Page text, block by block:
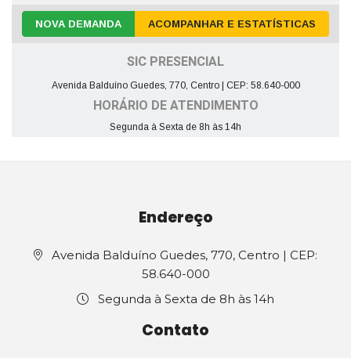
NOVA DEMANDA ACOMPANHAR E ESTATÍSTICAS
SIC PRESENCIAL
Avenida Balduíno Guedes, 770, Centro | CEP: 58.640-000
HORÁRIO DE ATENDIMENTO
Segunda à Sexta de 8h às 14h
Endereço
Avenida Balduíno Guedes, 770, Centro | CEP:
58.640-000
Segunda à Sexta de 8h às 14h
Contato